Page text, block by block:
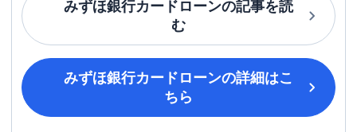
みずほ銀行カードローンの記事を読
む
みずほ銀行カードローンの詳細はこ
ちら